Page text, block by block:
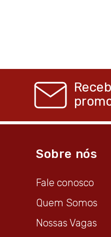
Sobre nós
Fale conosco
Quem Somos
Nossas Vagas